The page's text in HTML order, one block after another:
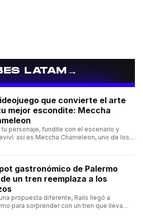
LATAM →
que convierte el arte
mejor escondite: Meccha
tu personaje, fundite con el escenario y
así es Meccha Chameleon, uno de los
gastronómico de Palermo
un tren reemplaza a los
propuesta diferente, Rails llegó a
para sorprender con un tren que lleva